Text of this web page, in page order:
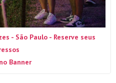
- São Paulo - Reserve seus
Banner